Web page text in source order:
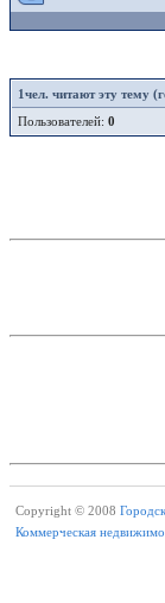
1чел. читают эту тему
Пользователей: 0
Copyright © 2008
Коммерческая